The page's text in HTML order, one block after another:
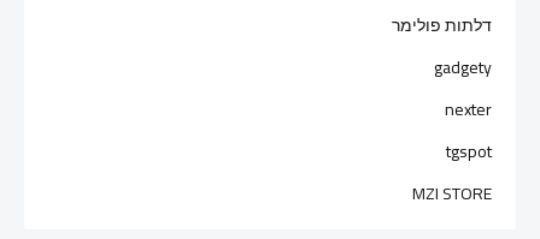
דלתות פולימר
gadgety
nexter
tgspot
MZI STORE